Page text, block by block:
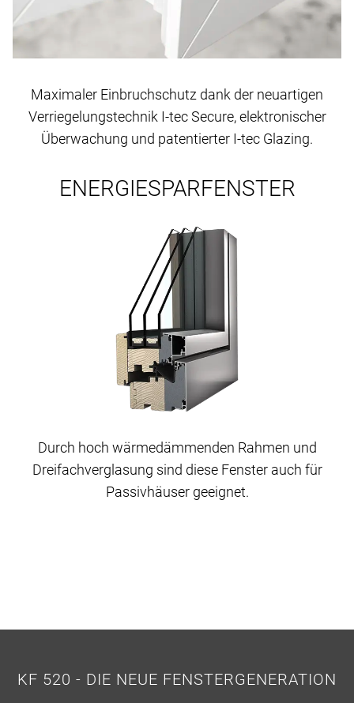
Maximaler Einbruchschutz dank der neuartigen
Verriegelungstechnik I-tec Secure, elektronischer
Überwachung und patentierter I-tec Glazing.
ENERGIESPARFENSTER
Durch hoch wärmedämmenden Rahmen und
Dreifachverglasung sind diese Fenster auch für
Passivhäuser geeignet.
KF 520 - DIE NEUE FENSTERGENERATION